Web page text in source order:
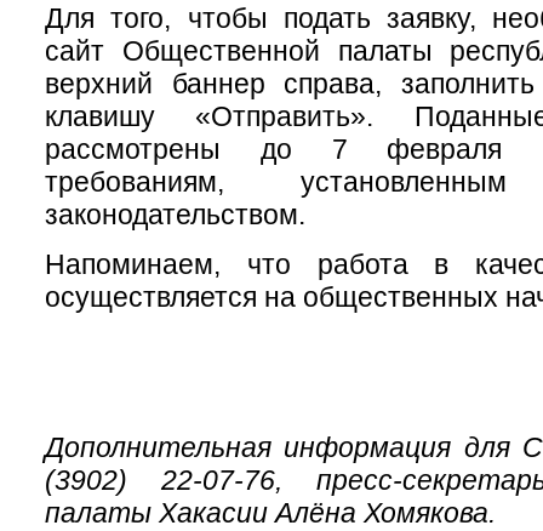
Для того, чтобы подать заявку,
сайт Общественной палаты
верхний баннер справа,
клавишу «Отправить».
рассмотрены до 7 февраля
требованиям, установленным
законодательством.
Напоминаем, что работа в
осуществляется на общественных
Дополнительная информация для
(3902) 22-07-76, пресс-
палаты Хакасии Алёна Хомякова.